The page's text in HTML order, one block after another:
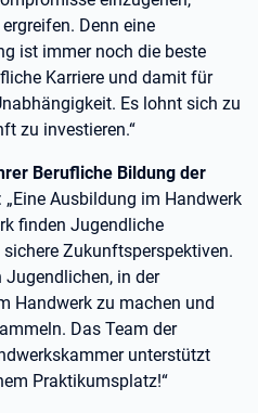
Denn eine
ist immer noch die beste
Karriere und damit für
Es lohnt sich zu
zu investieren.“
Berufliche Bildung der
: „Eine Ausbildung im Handwerk
finden Jugendliche
Zukunftsperspektiven.
Jugendlichen, in der
Handwerk zu machen und
Das Team der
unterstützt
Praktikumsplatz!“